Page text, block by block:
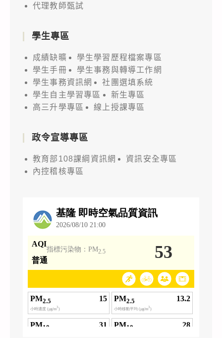
代理教師甄試
學生專區
成績缺曠
學生學習歷程檔案專區
學生手冊
學生事務與轉導工作網
學生事務資訊網
社團選填系統
學生自主學習專區
新生專區
高三升學專區
線上授課專區
政令宣導專區
教育部108課綱資訊網
資訊安全專區
內控稽核專區